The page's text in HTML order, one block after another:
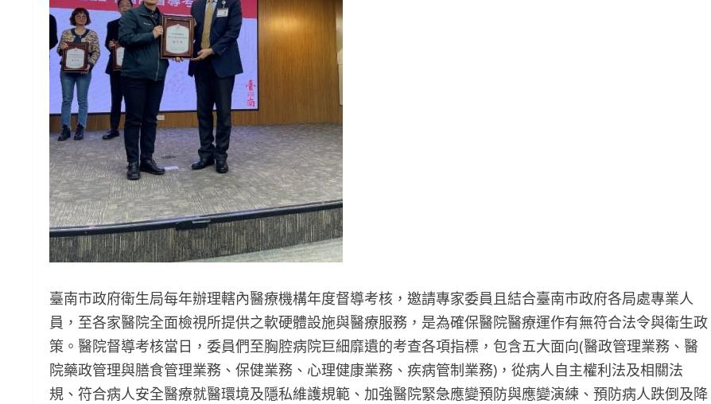
臺南市政府衛生局每年辦理轄內醫療機構年度督導考核，邀請專家委員且結合臺南市政府各局處專業人
員，至各家醫院全面檢視所提供之軟硬體設施與醫療服務，是為確保醫院醫療運作有無符合法令與衛生政
策。醫院督導考核當日，委員們至胸腔病院巨細靡遺的考查各項指標，包含五大面向(醫政管理業務、醫
院藥政管理與膳食管理業務、保健業務、心理健康業務、疾病管制業務)，從病人自主權利法及相關法
規、符合病人安全醫療就醫環境及隱私維護規範、加強醫院緊急應變預防與應變演練、預防病人跌倒及降